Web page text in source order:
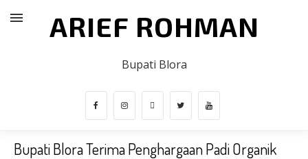
ARIEF ROHMAN
Bupati Blora
Bupati Blora Terima Penghargaan Padi Organik